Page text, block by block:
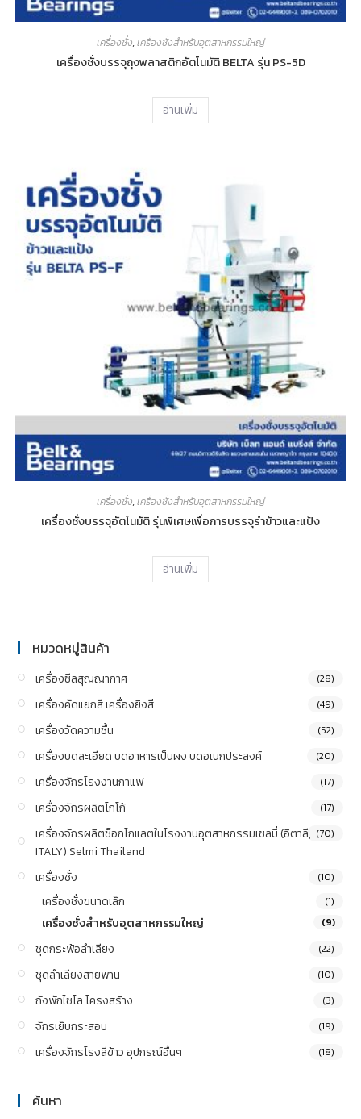
เครื่องชั่ง,เครื่องชั่งสำหรับอุตสาหกรรมใหญ่
เครื่องชั่งบรรจุถุงพลาสติกอัตโนมัติ BELTA รุ่น PS-5D
อ่านเพิ่ม
เครื่องชั่ง,เครื่องชั่งสำหรับอุตสาหกรรมใหญ่
เครื่องชั่งบรรจุอัตโนมัติ รุ่นพิเศษเพื่อการบรรจุรำข้าวและแป้ง
อ่านเพิ่ม
หมวดหมู่สินค้า
เครื่องซีลสุญญากาศ (28)
เครื่องคัดแยกสี เครื่องยิงสี (49)
เครื่องวัดความชื้น (52)
เครื่องบดละเอียด บดอาหารเป็นผง บดอเนกประสงค์ (20)
เครื่องจักรโรงงานกาแฟ (17)
เครื่องจักรผลิตโกโก้ (17)
เครื่องจักรผลิตช็อกโกแลตในโรงงานอุตสาหกรรมเซลมี่ (อิตาลี,
ITALY) Selmi Thailand
(70)
เครื่องชั่ง (10)
เครื่องชั่งขนาดเล็ก (1)
เครื่องชั่งสำหรับอุตสาหกรรมใหญ่ (9)
ชุดกระพ้อลำเลียง (22)
ชุดลำเลียงสายพาน (10)
ถังพักไซโล โครงสร้าง (3)
จักรเย็บกระสอบ (19)
เครื่องจักรโรงสีข้าว อุปกรณ์อื่นๆ (18)
ค้นหา